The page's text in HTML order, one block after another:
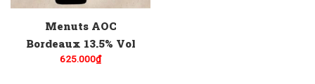
Menuts AOC
Bordeaux 13.5% Vol
625.000₫